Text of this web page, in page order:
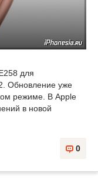
для
Обновление уже
режиме. В Apple
в новой
0